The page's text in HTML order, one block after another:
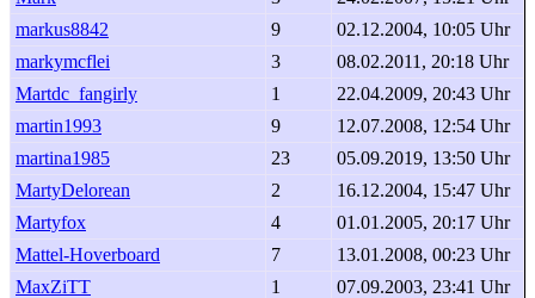
markus8842
9
02.12.2004, 10:05 Uhr
markymcflei
3
08.02.2011, 20:18 Uhr
Martdc_fangirly
1
22.04.2009, 20:43 Uhr
martin1993
9
12.07.2008, 12:54 Uhr
martina1985
23
05.09.2019, 13:50 Uhr
MartyDelorean
2
16.12.2004, 15:47 Uhr
Martyfox
4
01.01.2005, 20:17 Uhr
Mattel-Hoverboard
7
13.01.2008, 00:23 Uhr
MaxZiTT
1
07.09.2003, 23:41 Uhr